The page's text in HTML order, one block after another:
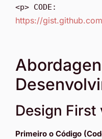
<p> CODE:
https://
Design First
Primeiro o Código